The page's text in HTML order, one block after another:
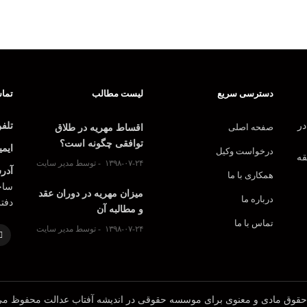
لیست مطالب
اقساط مهریه در طلاق
توافقی چگونه است؟
۱۳۹۸-۰۷-۲۴ توسط مدیر سایت
میزان مهریه در دوران عقد
و مطالبه آن
۱۳۹۸-۰۷-۲۴ توسط مدیر سایت
دسترسی سریع
صفحه اصلی
درخواست وکیل
همکاری با ما
درباره ما
تماس با ما
مادی و معنوی برای موسسه حقوقی در اندیشه آفتاب عدالت محفوظ